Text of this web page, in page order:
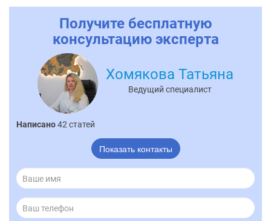
Получите бесплатную
консультацию эксперта
Хомякова Татьяна
Ведущий специалист
Написано42 статей
Показать контакты